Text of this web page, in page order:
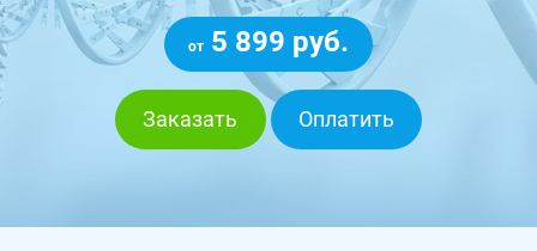
от 5 899 руб.
Заказать Оплатить